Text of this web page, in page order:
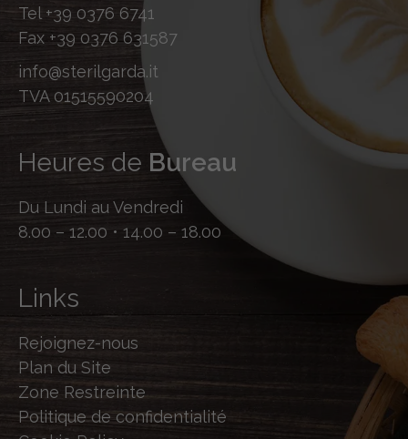
Tel +39 0376 6741
Fax +39 0376 631587
info@sterilgarda.it
TVA 01515590204
Heures de Bureau
Du Lundi au Vendredi
8.00 – 12.00 • 14.00 – 18.00
Links
Rejoignez-nous
Plan du Site
Zone Restreinte
Politique de confidentialité